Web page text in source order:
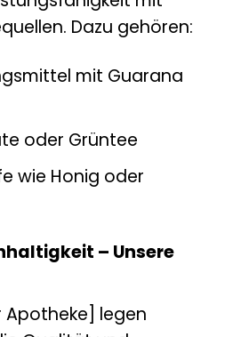
Dazu gehören:
mit Guarana
oder Grüntee
wie Honig oder
– Unsere
Apotheke] legen